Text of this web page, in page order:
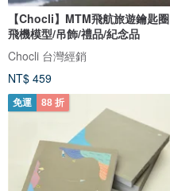
【Chocli】MTM飛航旅遊鑰匙圈
飛機模型/吊飾/禮品/紀念品
Chocli 台灣經銷
NT$ 459
免運 88 折